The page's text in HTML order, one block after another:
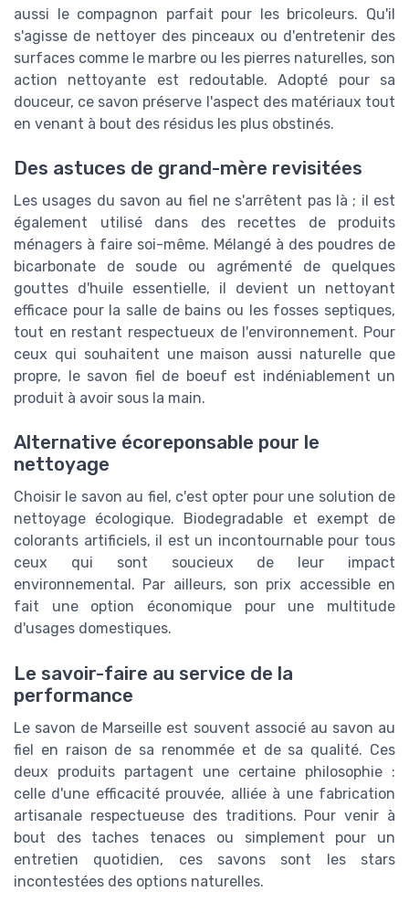
aussi le compagnon parfait pour les bricoleurs. Qu'il
s'agisse de nettoyer des pinceaux ou d'entretenir des
surfaces comme le marbre ou les pierres naturelles, son
action nettoyante est redoutable. Adopté pour sa
douceur, ce savon préserve l'aspect des matériaux tout
en venant à bout des résidus les plus obstinés.
Des astuces de grand-mère revisitées
Les usages du savon au fiel ne s'arrêtent pas là ; il est
également utilisé dans des recettes de produits
ménagers à faire soi-même. Mélangé à des poudres de
bicarbonate de soude ou agrémenté de quelques
gouttes d'huile essentielle, il devient un nettoyant
efficace pour la salle de bains ou les fosses septiques,
tout en restant respectueux de l'environnement. Pour
ceux qui souhaitent une maison aussi naturelle que
propre, le savon fiel de boeuf est indéniablement un
produit à avoir sous la main.
Alternative écoreponsable pour le
nettoyage
Choisir le savon au fiel, c'est opter pour une solution de
nettoyage écologique. Biodegradable et exempt de
colorants artificiels, il est un incontournable pour tous
ceux qui sont soucieux de leur impact
environnemental. Par ailleurs, son prix accessible en
fait une option économique pour une multitude
d'usages domestiques.
Le savoir-faire au service de la
performance
Le savon de Marseille est souvent associé au savon au
fiel en raison de sa renommée et de sa qualité. Ces
deux produits partagent une certaine philosophie :
celle d'une efficacité prouvée, alliée à une fabrication
artisanale respectueuse des traditions. Pour venir à
bout des taches tenaces ou simplement pour un
entretien quotidien, ces savons sont les stars
incontestées des options naturelles.